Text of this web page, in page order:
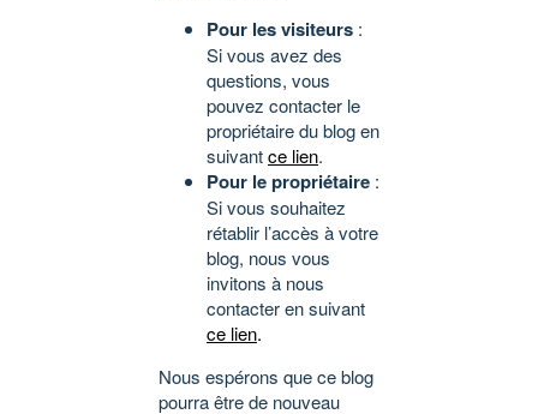
Pour les visiteurs :
Si vous avez des
questions, vous
pouvez contacter le
propriétaire du blog en
suivantce lien.
Pour le propriétaire :
Si vous souhaitez
rétablir l’accès à votre
blog, nous vous
invitons à nous
contacter en suivant
ce lien.
Nous espérons que ce blog
pourra être de nouveau